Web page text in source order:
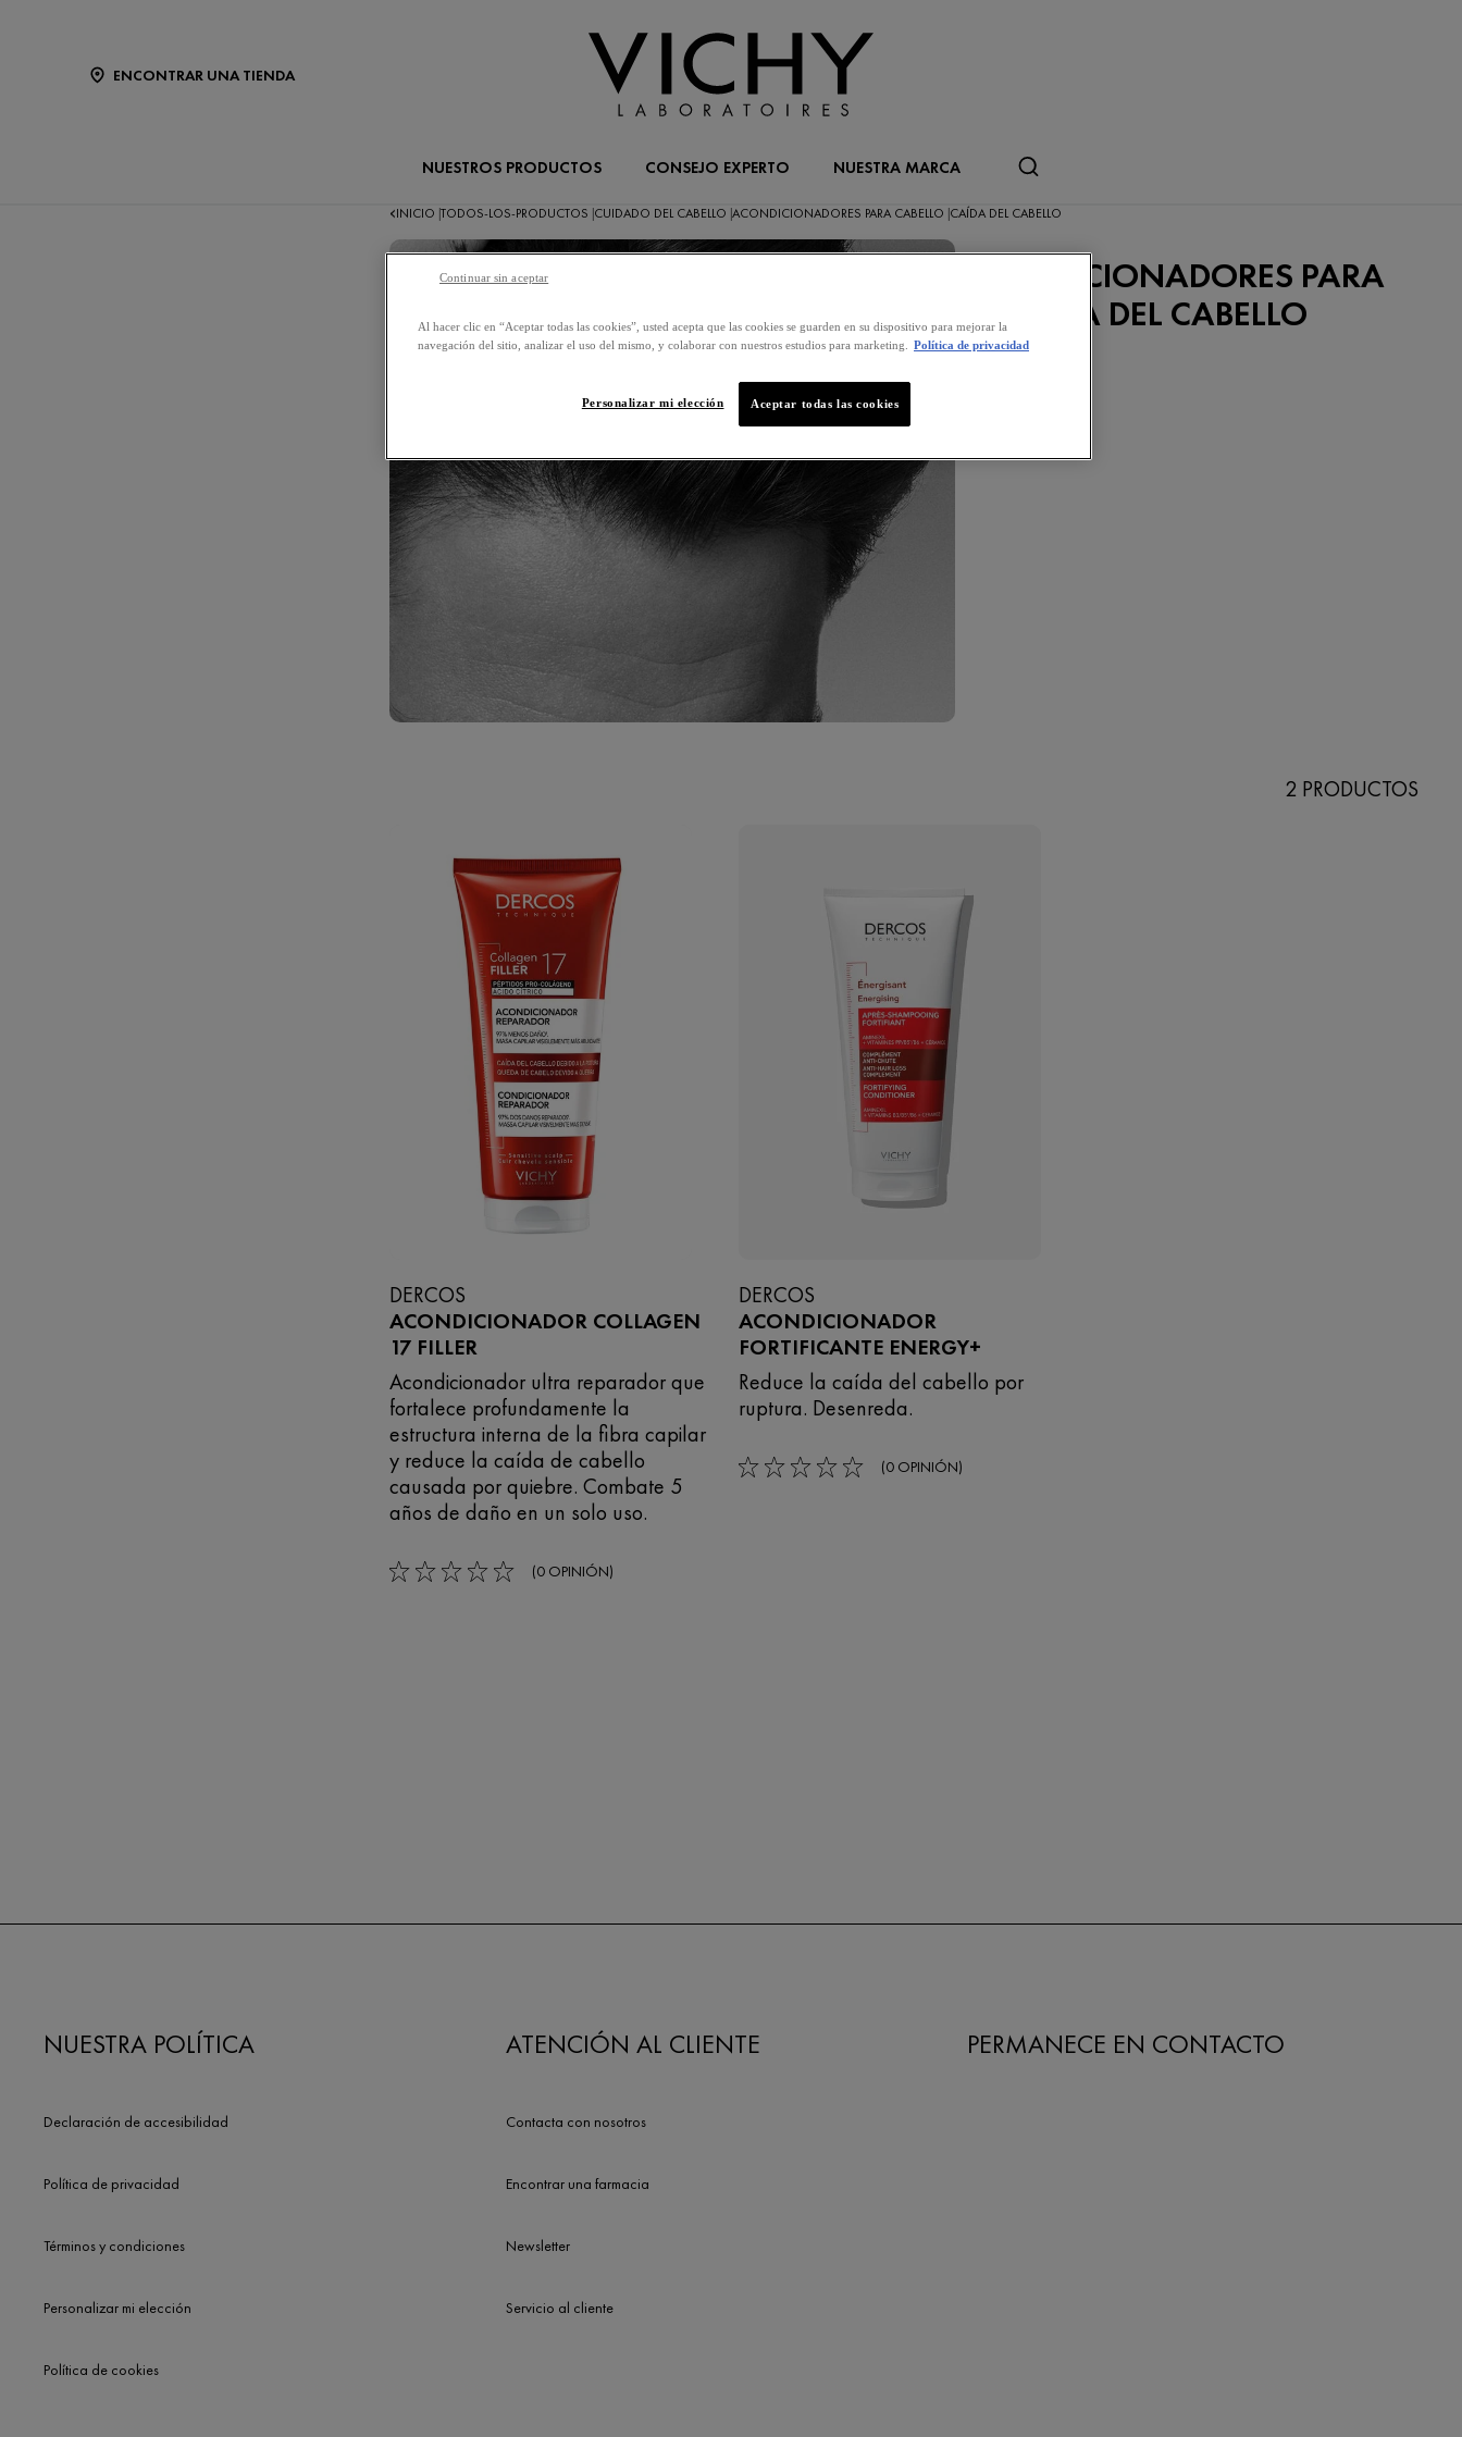
ENCONTRAR UNA TIENDA
NUESTROS PRODUCTOS CONSEJO EXPERTO NUESTRA MARCA
INICIO |TODOS-LOS-PRODUCTOS CUIDADO DEL CABELLO |ACONDICIONADORES PARA CABELLO CAÍDA DEL CABELLO
ACONDICIONADORES PARA
LA CAÍDA DEL CABELLO
2 PRODUCTOS
DERCOS
ACONDICIONADOR COLLAGEN
17 FILLER​
Acondicionador ultra reparador que
fortalece profundamente la
estructura interna de la fibra capilar
y reduce la caída de cabello
causada por quiebre. Combate 5
años de daño en un solo uso.
0/5 (0 OPINIÓN)
DERCOS
ACONDICIONADOR
FORTIFICANTE ENERGY+
Reduce la caída del cabello por
ruptura. Desenreda.
0/5 (0 OPINIÓN)
NUESTRA POLÍTICA
Declaración de accesibilidad
Política de privacidad
Términos y condiciones
Personalizar mi elección
Política de cookies
ATENCIÓN AL CLIENTE
Contacta con nosotros
Encontrar una farmacia
Newsletter
Servicio al cliente
PERMANECE EN CONTACTO
Al hacer clic en “Aceptar todas las cookies”, usted acepta que las cookies se guarden en su dispositivo para mejorar la
navegación del sitio, analizar el uso del mismo, y colaborar con nuestros estudios para marketing.
Política de privacidad
Aceptar todas las cookies
Personalizar mi elección
Continuar sin aceptar